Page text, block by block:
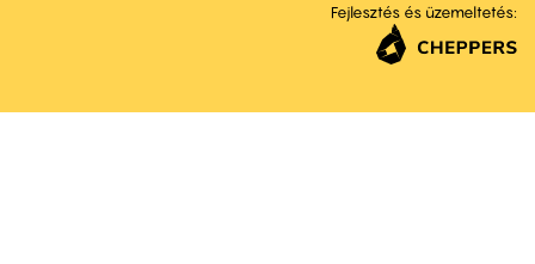
Fejlesztés és üzemeltetés: